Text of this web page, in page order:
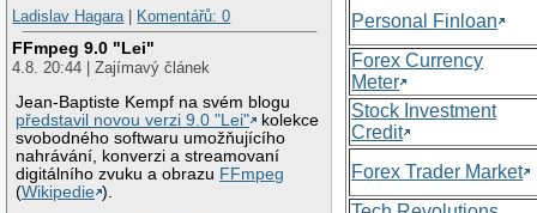
Ladislav Hagara| Komentářů: 0
FFmpeg 9.0 "Lei"
4.8. 20:44 | Zajímavý článek
Jean-Baptiste Kempf na svém blogu
představil novou verzi 9.0 "Lei"
kolekce
svobodného softwaru umožňujícího
nahrávání, konverzi a streamovaní
digitálního zvuku a obrazu FFmpeg
(Wikipedie ).
Personal Finloan
Forex Currency
Meter
Stock Investment
Credit
Forex Trader Market